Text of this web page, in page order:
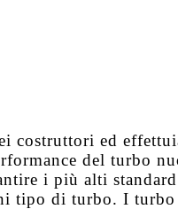
costruttori ed
del turbo
i più alti
tipo di turbo. I turbo